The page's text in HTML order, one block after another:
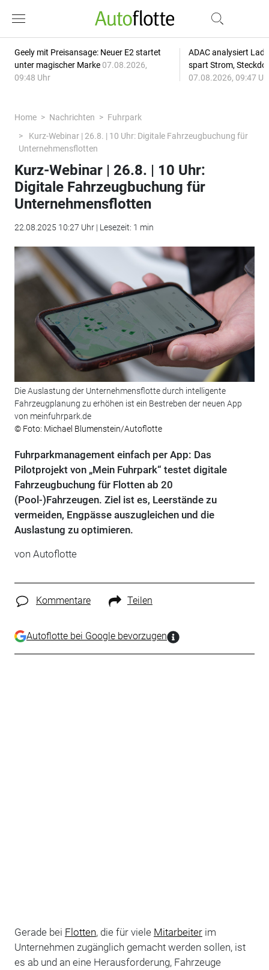
Geely mit Preisansage: Neuer E2 startet
unter magischer Marke 07.08.2026,
09:48 Uhr
ADAC analysiert
spart Strom,
07.08.2026, 09:47
Home Nachrichten
Fuhrpark
Kurz-Webinar | 26.8. | 10 Uhr: Digitale Fahrzeugbuchung für
Unternehmensflotten
Kurz-Webinar | 26.8. | 10 Uhr:
Digitale Fahrzeugbuchung für
Unternehmensflotten
22.08.2025 10:27 Uhr | Lesezeit: 1 min
Die Auslastung der Unternehmensflotte durch intelligente
Fahrzeugplanung zu erhöhen ist ein Bestreben der neuen App
von meinfuhrpark.de
© Foto: Michael Blumenstein/Autoflotte
Fuhrparkmanagement einfach per App: Das
Pilotprojekt von „Mein Fuhrpark“ testet digitale
Fahrzeugbuchung für Flotten ab 20
(Pool-)Fahrzeugen. Ziel ist es, Leerstände zu
vermeiden, Engpässe auszugleichen und die
Auslastung zu optimieren.
von Autoflotte
Kommentare Teilen
Autoflotte bei Google bevorzugen
Gerade bei Flotten, die für viele Mitarbeiterim
Unternehmen zugänglich gemacht werden sollen, ist
es ab und an eine Herausforderung, Fahrzeuge